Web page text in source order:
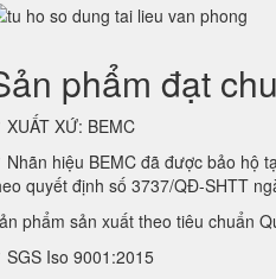
phẩm đạt
XỨ: BEMC
hiệu BEMC đã được bảo hộ
quyết định số 3737/QĐ-SHTT
phẩm sản xuất theo tiêu chuẩn
Iso 9001:2015